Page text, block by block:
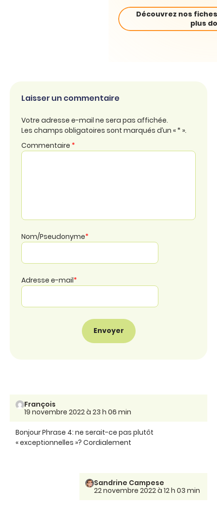
Découvrez nos
plus
Laisser un commentaire
Votre adresse e-mail ne sera pas affichée.
Les champs obligatoires sont marqués d’un « * ».
Commentaire *
Nom/Pseudonyme*
Adresse e-mail*
François
19 novembre 2022 à 23 h 06 min
Bonjour Phrase 4: ne serait-ce pas plutôt
« exceptionnelles »? Cordialement
Sandrine Campese
22 novembre 2022 à 12 h 03 min